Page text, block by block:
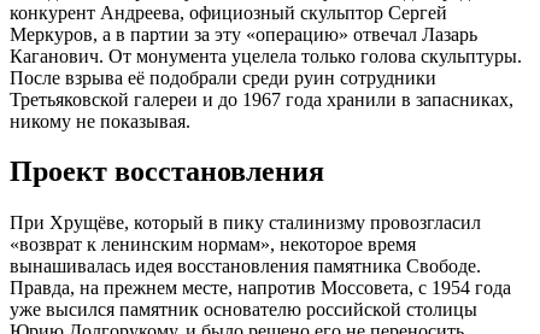
конкурент Андреева, официозный скульптор Сергей
Меркуров, а в партии за эту «операцию» отвечал Лазарь
Каганович. От монумента уцелела только голова скульптуры.
После взрыва её подобрали среди руин сотрудники
Третьяковской галереи и до 1967 года хранили в запасниках,
никому не показывая.
Проект восстановления
При Хрущёве, который в пику сталинизму провозгласил
«возврат к ленинским нормам», некоторое время
вынашивалась идея восстановления памятника Свободе.
Правда, на прежнем месте, напротив Моссовета, с 1954 года
уже высился памятник основателю российской столицы